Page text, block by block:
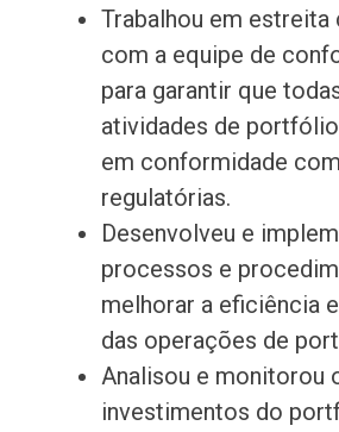
Trabalhou em estreita
com a equipe de
para garantir que
atividades de
em conformidade
regulatórias.
Desenvolveu e
processos e
melhorar a eficiência
das operações de
Analisou e monitorou
investimentos do